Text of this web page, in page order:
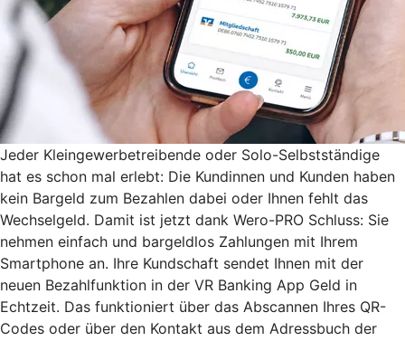
Jeder Kleingewerbetreibende oder Solo-Selbstständige
hat es schon mal erlebt: Die Kundinnen und Kunden haben
kein Bargeld zum Bezahlen dabei oder Ihnen fehlt das
Wechselgeld. Damit ist jetzt dank Wero-PRO Schluss: Sie
nehmen einfach und bargeldlos Zahlungen mit Ihrem
Smartphone an. Ihre Kundschaft sendet Ihnen mit der
neuen Bezahlfunktion in der VR Banking App Geld in
Echtzeit. Das funktioniert über das Abscannen Ihres QR-
Codes oder über den Kontakt aus dem Adressbuch der